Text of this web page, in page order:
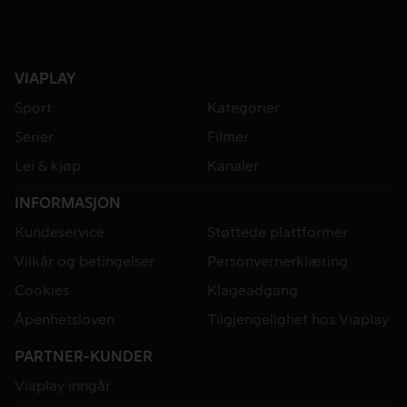
VIAPLAY
Sport
Kategorier
Serier
Filmer
Lei & kjøp
Kanaler
INFORMASJON
Kundeservice
Støttede plattformer
Vilkår og betingelser
Personvernerklæring
Cookies
Klageadgang
Åpenhetsloven
Tilgjengelighet hos Viaplay
PARTNER-KUNDER
Viaplay inngår